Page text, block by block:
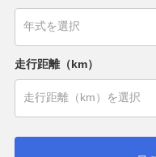
走行距離（km）